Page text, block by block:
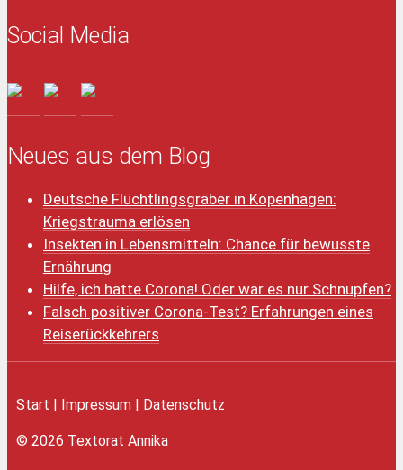
Social Media
Neues aus dem Blog
Deutsche Flüchtlingsgräber in Kopenhagen:
Kriegstrauma erlösen
Insekten in Lebensmitteln: Chance für bewusste
Ernährung
Hilfe, ich hatte Corona! Oder war es nur Schnupfen?
Falsch positiver Corona-Test? Erfahrungen eines
Reiserückkehrers
Start Impressum Datenschutz
© 2026 Textorat Annika